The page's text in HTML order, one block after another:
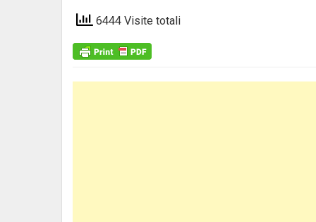
6444 Visite totali